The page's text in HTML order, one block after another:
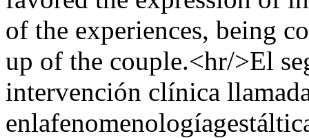
of the experiences, being
up of the couple.<hr/>El
intervención clínica